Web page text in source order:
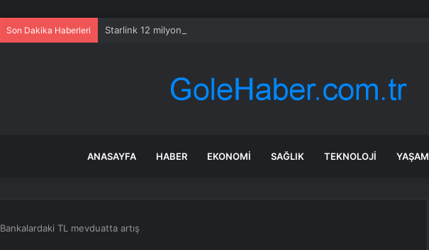
Son Dakika Haberleri Starlink 12 milyon aboneyi geçti: Gigabit hız sunacak V3 uyduları geliyor
ANASAYFA HABER EKONOMI SAĞLIK TEKNOLOJI YAŞAM
Bankalardaki TL mevduatta artış